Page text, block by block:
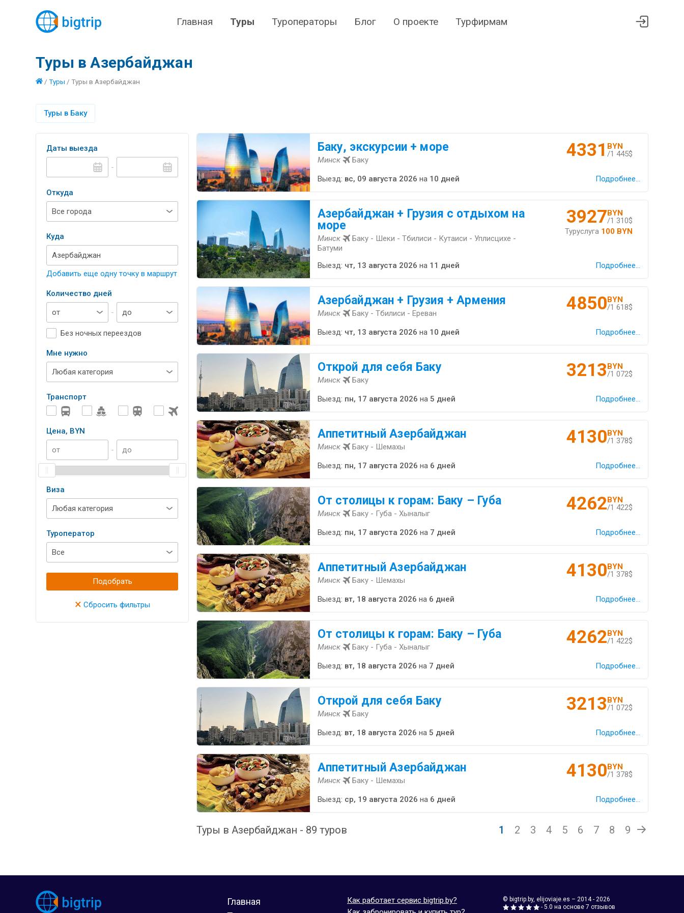
Главная Туры Туроператоры Блог О проекте Турфирмам
Туры в Азербайджан
/ Туры / Туры в Азербайджан
Туры в Баку
Даты выезда
-
Откуда
Куда
Добавить еще одну точку в маршрут
Количество дней
-
Без ночных переездов
Мне нужно
Транспорт
Цена, BYN
-
Виза
Туроператор
Подобрать
× Сбросить фильтры
Баку, экскурсии + море
Минск Баку 4331 BYN
/1 445$
Выезд: вс, 09 августа 2026 на 10 дней Подробнее...
Азербайджан + Грузия с отдыхом на
море
Минск
Баку - Шеки - Тбилиси - Кутаиси - Уплисцихе -
Батуми
3927BYN
/1 310$
Туруслуга 100 BYN
Выезд: чт, 13 августа 2026 на 11 дней Подробнее...
Азербайджан + Грузия + Армения
Минск Баку - Тбилиси - Ереван 4850BYN
/1 618$
Выезд: чт, 13 августа 2026 на 10 дней Подробнее...
Открой для себя Баку
Минск Баку 3213BYN
/1 072$
Выезд: пн, 17 августа 2026 на 5 дней Подробнее...
Аппетитный Азербайджан
Минск Баку - Шемахы 4130BYN
/1 378$
Выезд: пн, 17 августа 2026 на 6 дней Подробнее...
От столицы к горам: Баку – Губа
Минск Баку - Губа - Хыналыг 4262BYN
/1 422$
Выезд: пн, 17 августа 2026 на 7 дней Подробнее...
Аппетитный Азербайджан
Минск Баку - Шемахы 4130BYN
/1 378$
Выезд: вт, 18 августа 2026 на 6 дней Подробнее...
От столицы к горам: Баку – Губа
Минск Баку - Губа - Хыналыг 4262BYN
/1 422$
Выезд: вт, 18 августа 2026 на 7 дней Подробнее...
Открой для себя Баку
Минск Баку 3213BYN
/1 072$
Выезд: вт, 18 августа 2026 на 5 дней Подробнее...
Аппетитный Азербайджан
Минск Баку - Шемахы 4130BYN
/1 378$
Выезд: ср, 19 августа 2026 на 6 дней Подробнее...
Туры в Азербайджан - 89 туров 1 2 3 4 5 6 7 8 9
Главная
Как работает сервис bigtrip.by?
© bigtrip.by, elijoviaje.es – 2014 - 2026
- 5.0 на основе 7 отзывов